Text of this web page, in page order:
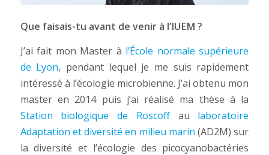
Que faisais-tu avant de venir à l’IUEM ?
J’ai fait mon Master à l’École normale supérieure
de Lyon, pendant lequel je me suis rapidement
intéressé à l’écologie microbienne. J’ai obtenu mon
master en 2014 puis j’ai réalisé ma thèse à la
Station biologique de Roscoffau laboratoire
Adaptation et diversité en milieu marin (AD2M) sur
la diversité et l’écologie des picocyanobactéries